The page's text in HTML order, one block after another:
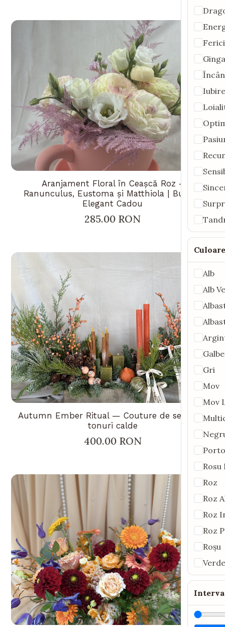
Iubire
Alb
Alb
Gri
Mov
Mov
Rosu
Roz
Roz
Roz
Roz
Roșu
Verde
Aranjament Floral în Ceașcă Roz –
Ranunculus, Eustoma și Matthiola | Buchet
Elegant Cadou
285.00 RON
Autumn Ember Ritual — Couture de sezon in
tonuri calde
400.00 RON